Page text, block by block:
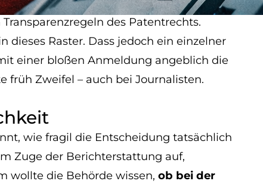
des Patentrechts.
dieses Raster. Dass jedoch ein einzelner
einer bloßen Anmeldung angeblich die
früh Zweifel – auch bei Journalisten.
wie fragil die Entscheidung tatsächlich
Zuge der Berichterstattung auf,
wollte die Behörde wissen, ob bei der